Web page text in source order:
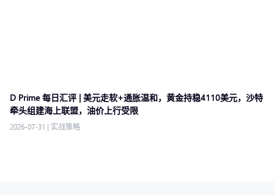
D Prime 每日汇评 | 美元走软+通胀温和，黄金持稳4110美元，沙特
牵头组建海上联盟，油价上行受限
2026-07-31 | 实战策略